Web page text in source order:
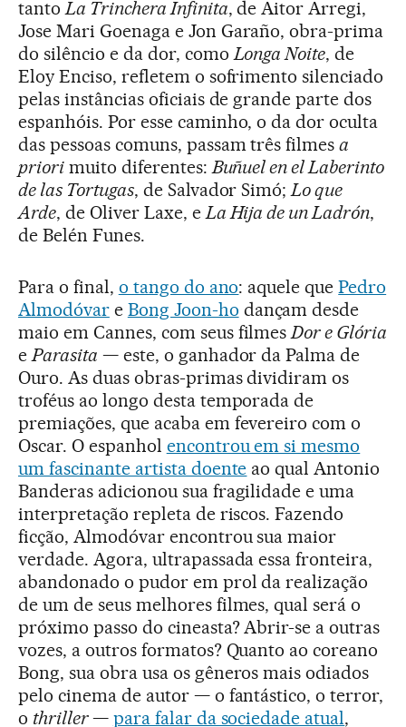
tantoLa Trinchera Infinita, de Aitor Arregi,
Jose Mari Goenaga e Jon Garaño, obra-prima
do silêncio e da dor, comoLonga Noite, de
Eloy Enciso, refletem o sofrimento silenciado
pelas instâncias oficiais de grande parte dos
espanhóis. Por esse caminho, o da dor oculta
das pessoas comuns, passam três filmesa
priorimuito diferentes:Buñuel en el Laberinto
de las Tortugas, de Salvador Simó;Lo que
Arde, de Oliver Laxe, eLa Hija de un Ladrón,
de Belén Funes.
Para o final, o tango do ano: aquele quePedro
Almodóvare Bong Joon-ho dançam desde
maio em Cannes, com seus filmesDor e Glória
eParasita — este, o ganhador da Palma de
Ouro. As duas obras-primas dividiram os
troféus ao longo desta temporada de
premiações, que acaba em fevereiro com o
Oscar. O espanhol encontrou em si mesmo
um fascinante artista doente ao qual Antonio
Banderas adicionou sua fragilidade e uma
interpretação repleta de riscos. Fazendo
ficção, Almodóvar encontrou sua maior
verdade. Agora, ultrapassada essa fronteira,
abandonado o pudor em prol da realização
de um de seus melhores filmes, qual será o
próximo passo do cineasta? Abrir-se a outras
vozes, a outros formatos? Quanto ao coreano
Bong, sua obra usa os gêneros mais odiados
pelo cinema de autor — o fantástico, o terror,
o thriller— para falar da sociedade atual,